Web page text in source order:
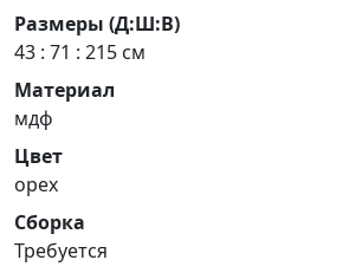
Размеры (Д:Ш:В)
43 : 71 : 215 см
Материал
мдф
Цвет
орех
Сборка
Требуется